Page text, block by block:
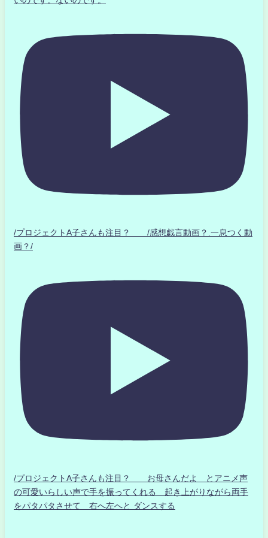
/プロジェクトA子さんも注目？ /感想戯言動画？.一息つく動
画？/
/プロジェクトA子さんも注目？ お母さんだよ とアニメ声
の可愛いらしい声で手を振ってくれる 起き上がりながら両手
をパタパタさせて 右へ左へと ダンスする